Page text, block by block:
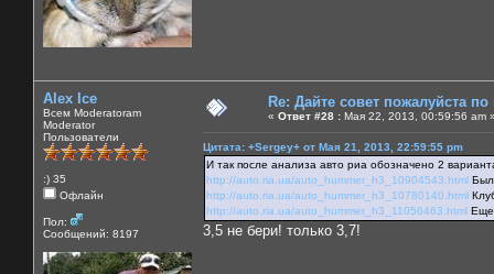
Alex Ice
Всем Moderatoram
Moderator
Пользователи
:) 35
Офлайн
Пол:
Сообщений: 8197
Re: Дайте совет пожалуйста
« Ответ #28 : Мая 22, 2013, 00:59:56 am
Цитата: +Sergey+ от Мая 21, 2013, 22:59:55 pm
И так после анализа авто риа обозначено 2
http://auto.ria.ua/auto_hummer_h3_10904543.html Был
http://auto.ria.ua/auto_hummer_h3_10780140.html
http://auto.ria.ua/auto_hummer_h3_11056463.html Еще
3,5 не бери! только 3,7!